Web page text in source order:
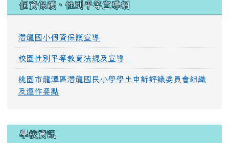
個資保護、性別平等宣導網
潛龍國小個資保護宣導
校園性別平等教育法規及宣導
桃園市龍潭區潛龍國民小學學生申訴評議委員會組織
及運作要點
學校資訊